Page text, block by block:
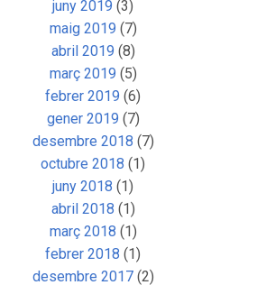
juny 2019 (3)
maig 2019 (7)
abril 2019 (8)
març 2019 (5)
febrer 2019 (6)
gener 2019 (7)
desembre 2018 (7)
octubre 2018 (1)
juny 2018 (1)
abril 2018 (1)
març 2018 (1)
febrer 2018 (1)
desembre 2017(2)